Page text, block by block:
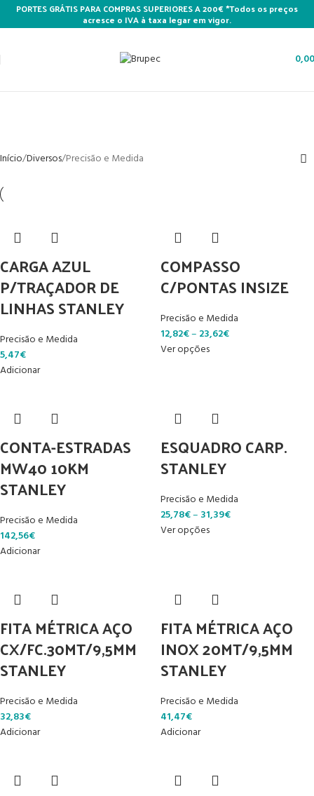
PORTES GRÁTIS PARA COMPRAS SUPERIORES A 200€ *Todos os preços
acresce o IVA à taxa legar em vigor.
0,00
Início Diversos Precisão e Medida
CARGA AZUL
P/TRAÇADOR DE
LINHAS STANLEY
Precisão e Medida
5,47€
Adicionar
COMPASSO
C/PONTAS INSIZE
Precisão e Medida
12,82€– 23,62€
Ver opções
CONTA-ESTRADAS
MW40 10KM
STANLEY
Precisão e Medida
142,56€
Adicionar
ESQUADRO CARP.
STANLEY
Precisão e Medida
25,78€– 31,39€
Ver opções
FITA MÉTRICA AÇO
CX/FC.30MT/9,5MM
STANLEY
Precisão e Medida
32,83€
Adicionar
FITA MÉTRICA AÇO
INOX 20MT/9,5MM
STANLEY
Precisão e Medida
41,47€
Adicionar